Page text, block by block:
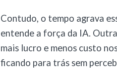
Contudo, o tempo agrava
entende a força da IA.
mais lucro e menos custo
ficando para trás sem